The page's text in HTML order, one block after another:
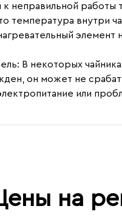
неправильной работы
температура внутри
: В некоторых
он может не
или
на